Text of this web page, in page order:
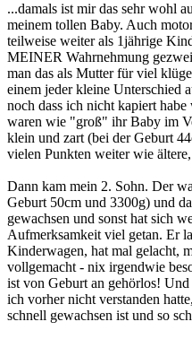
...damals ist mir das sehr wohl
meinem tollen Baby. Auch
teilweise weiter als 1jährige
MEINER Wahrnehmung
man das als Mutter für viel
einem jeder kleine Unterschied
noch dass ich nicht kapiert
waren wie "groß" ihr Baby im
klein und zart (bei der Geburt
vielen Punkten weiter wie
Dann kam mein 2. Sohn. Der
Geburt 50cm und 3300g) und
gewachsen und sonst hat sich
Aufmerksamkeit viel getan. Er
Kinderwagen, hat mal gelacht,
vollgemacht - nix irgendwie
ist von Geburt an gehörlos!
ich vorher nicht verstanden
schnell gewachsen ist und so